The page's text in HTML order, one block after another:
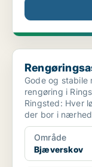
Gode og stabile
rengøring i
Ringsted: Hver
der bor i
Område
Bjæverskov